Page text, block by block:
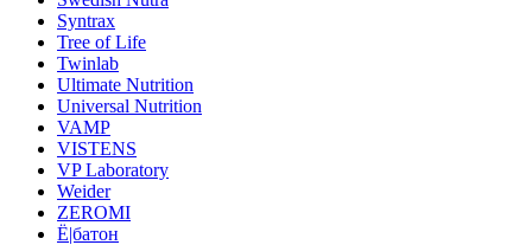
Syntrax
Tree of Life
Twinlab
Ultimate Nutrition
Universal Nutrition
VAMP
VISTENS
VP Laboratory
Weider
ZEROMI
Ё|батон